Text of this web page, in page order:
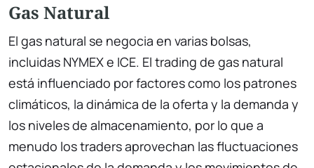
Gas Natural
El gas natural se negocia en varias bolsas,
incluidas NYMEX e ICE. El trading de gas natural
está influenciado por factores como los patrones
climáticos, la dinámica de la oferta y la demanda y
los niveles de almacenamiento, por lo que a
menudo los traders aprovechan las fluctuaciones